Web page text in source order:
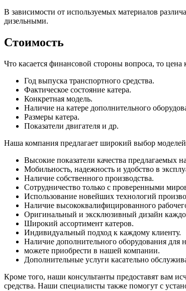
В зависимости от используемых материалов
дизельными.
Стоимость
Что касается финансовой стороны вопроса, то цена
Год выпуска транспортного средства.
Фактическое состояние катера.
Конкретная модель.
Наличие на катере дополнительного
Размеры катера.
Показатели двигателя и др.
Наша компания предлагает широкий выбор
Высокие показатели качества предлагаемых
Мобильность, надежность и удобство в
Наличие собственного производства.
Сотрудничество только с проверенными
Использование новейших технологий
Наличие высококвалифицированного
Оригинальный и эксклюзивный дизайн
Широкий ассортимент катеров.
Индивидуальный подход к каждому клиенту.
Наличие дополнительного оборудования для
можете приобрести в нашей компании.
Дополнительные услуги касательно
Кроме того, наши консультанты предоставят вам
средства. Наши специалисты также помогут с